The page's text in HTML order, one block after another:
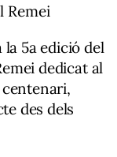
Remei
la 5a edició del
dedicat al
des dels